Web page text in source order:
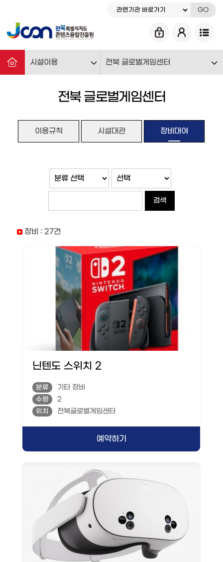
GO
시설이용 전북 글로벌게임센터
전북 글로벌게임센터
이용규칙 시설대관 장비대여
검색
장비 :27건
닌텐도 스위치 2
분류 기타 장비
수량 2
위치 전북글로벌게임센터
예약하기